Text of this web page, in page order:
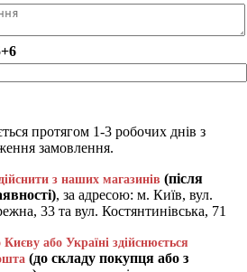
протягом 1-3 робочих днів з
замовлення.
з наших магазинів (після
, за адресою: м. Київ, вул.
33 та вул. Костянтинівська, 71
або Україні здійснюється
(до складу покупця або з